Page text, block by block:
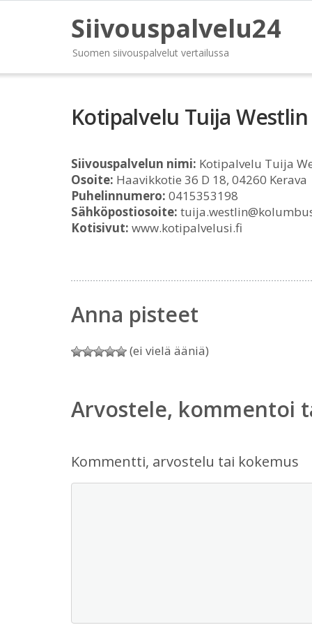
Siivouspalvelu24
Suomen siivouspalvelut vertailussa
Kotipalvelu Tuija Westlin
Siivouspalvelun nimi: Kotipalvelu Tuija
Osoite: Haavikkotie 36 D 18, 04260 Kerava
Puhelinnumero: 0415353198
Sähköpostiosoite:
Kotisivut: www.kotipalvelusi.fi
Anna pisteet
(ei vielä ääniä)
Arvostele, kommentoi
Kommentti, arvostelu tai kokemus